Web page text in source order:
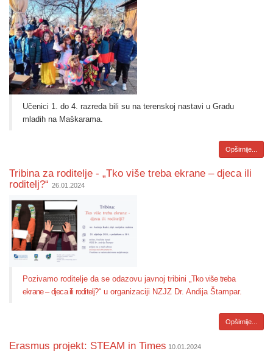
Učenici 1. do 4. razreda bili su na terenskoj nastavi u Gradu
mladih na Maškarama.
Opširnije...
Tribina za roditelje - „Tko više treba ekrane – djeca ili
roditelj?“ 26.01.2024
Pozivamo roditelje da se odazovu javnoj tribini „ Tko više treba
ekrane – djeca ili roditelj?“ u organizaciji NZJZ Dr. Andija Štampar.
Opširnije...
​Erasmus projekt: STEAM in Times 10.01.2024